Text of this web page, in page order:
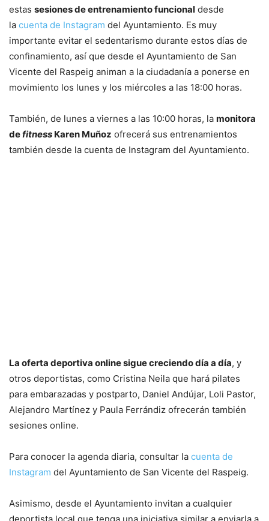
estas sesiones de entrenamiento funcional desde
la cuenta de Instagram del Ayuntamiento. Es muy
importante evitar el sedentarismo durante estos días de
confinamiento, así que desde el Ayuntamiento de San
Vicente del Raspeig animan a la ciudadanía a ponerse en
movimiento los lunes y los miércoles a las 18:00 horas.
También, de lunes a viernes a las 10:00 horas, la monitora
defitness Karen Muñoz ofrecerá sus entrenamientos
también desde la cuenta de Instagram del Ayuntamiento.
La oferta deportiva online sigue creciendo día a día, y
otros deportistas, como Cristina Neila que hará pilates
para embarazadas y postparto, Daniel Andújar, Loli Pastor,
Alejandro Martínez y Paula Ferrándiz ofrecerán también
sesiones online.
Para conocer la agenda diaria, consultar la cuenta de
Instagram del Ayuntamiento de San Vicente del Raspeig.
Asimismo, desde el Ayuntamiento invitan a cualquier